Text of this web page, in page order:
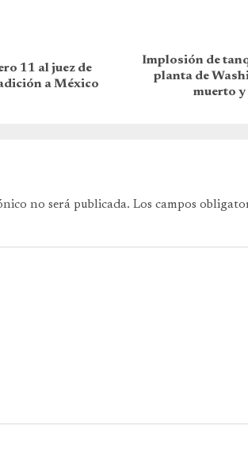
11 al juez de
a México
Implosión de
planta de
muerto y
no será publicada. Los campos